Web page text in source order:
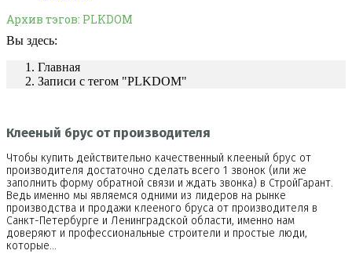
Архив тэгов: PLKDOM
Вы здесь:
Главная
Записи с тегом "PLKDOM"
Клееный брус от производителя
Чтобы купить действительно качественный клееный брус от
производителя достаточно сделать всего 1 звонок (или же
заполнить форму обратной связи и ждать звонка) в СтройГарант.
Ведь именно мы являемся одними из лидеров на рынке
производства и продажи клееного бруса от производителя в
Санкт-Петербурге и Ленинградской области, именно нам
доверяют и профессиональные строители и простые люди,
которые…